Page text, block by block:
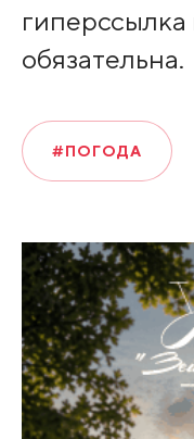
гиперссылка
обязательна.
#ПОГОДА